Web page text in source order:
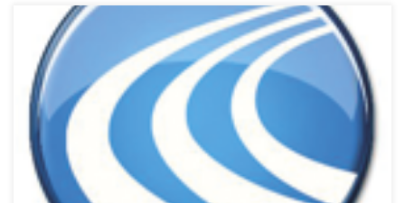
P??kaupunkiseudun koronakoordinaatioryhmän päät?ksen
mukaisesti Helsingin kaupungin liikuntapalvelun sis?liikuntatilat ja
koulusalit on suljettu kolmen viikon ajan eli 30.11.-20.12.2020.
Liikuntapaikkojen sulkemisen taustalla on pääkaupunkiseudun
koronatilanteesta johtuva tarve eritt?in voimakkaaseen sosiaalisten
kontaktien rajoittamiseen ja tämän johdosta seuraavan kolmen
viikon aikana sallitaan sis?liikuntatiloissa vain t?ysin v?lttämättämän
urheilutoiminta. T?ten kilpa- ja huippu-urheilun harjoittelu- ja
kilpailumahdollisuudet […]